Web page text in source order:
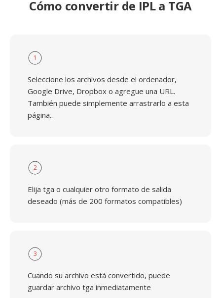
Cómo convertir de IPL a TGA
1
Seleccione los archivos desde el ordenador,
Google Drive, Dropbox o agregue una URL.
También puede simplemente arrastrarlo a esta
página..
2
Elija tga o cualquier otro formato de salida
deseado (más de 200 formatos compatibles)
3
Cuando su archivo está convertido, puede
guardar archivo tga inmediatamente